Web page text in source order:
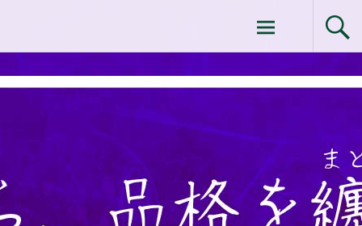
テ
ツ
プ
ドクターイシイのエムディ化粧品 |エム
ディ化粧品 下関サロン